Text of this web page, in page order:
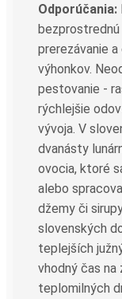
Odporúčania:
bezprostrednú
prerezávanie
výhonkov.
pestovanie -
rýchlejšie
vývoja. V
dvanásty
ovocia, ktoré
alebo
džemy či
slovenských
teplejších
vhodný čas na
teplomilných